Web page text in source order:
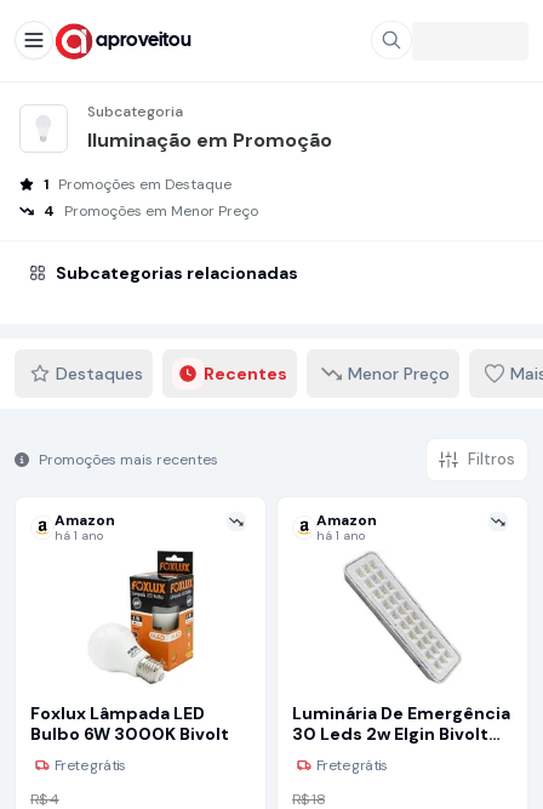
aproveitou
Subcategoria
Iluminação em Promoção
1 Promoções em Destaque
4
Promoções em Menor Preço
Subcategorias relacionadas
Destaques Recentes Menor Preço
Promoções mais recentes Filtros
Amazon
há 1 ano
Foxlux Lâmpada LED
Bulbo 6W 3000K Bivolt
Frete grátis
R$ 4
Amazon
há 1 ano
Luminária De Emergência
30 Leds 2w Elgin Bivolt
Bateria Até 6 Horas Luz
Branca Fria
Frete grátis
R$ 18